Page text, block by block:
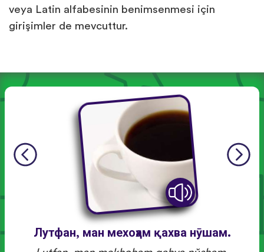
veya Latin alfabesinin benimsenmesi için
girişimler de mevcuttur.
Лутфан, ман мехоҳам қахва нӯшам.